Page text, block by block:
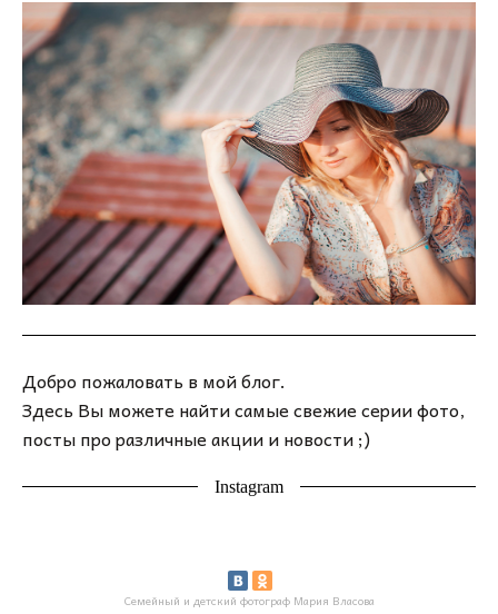
Добро пожаловать в мой блог.
Здесь Вы можете найти самые свежие серии фото,
посты про различные акции и новости ;)
Instagram
Семейный и детский фотограф Мария Власова